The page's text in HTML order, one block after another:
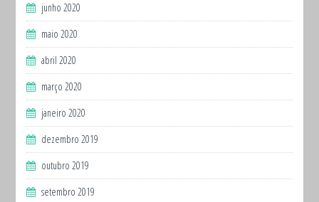
junho 2020
maio 2020
abril 2020
março 2020
janeiro 2020
dezembro 2019
outubro 2019
setembro 2019